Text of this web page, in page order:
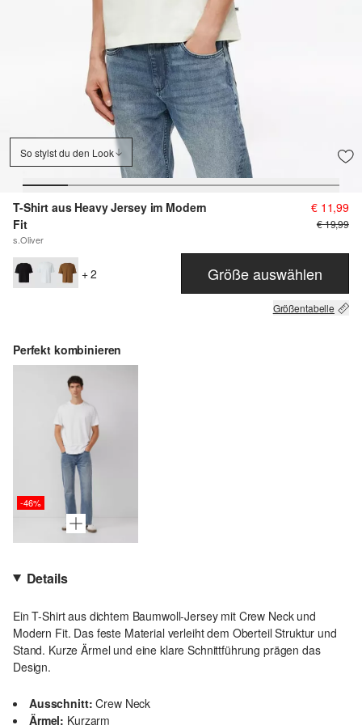
So stylst du den Look
T-Shirt aus Heavy Jersey im Modern
Fit
s.Oliver
€ 11,99
€ 19,99
+ 2 Größe auswählen
Größentabelle
Perfekt kombinieren
-46%
Details
Ein T-Shirt aus dichtem Baumwoll-Jersey mit Crew Neck und
Modern Fit. Das feste Material verleiht dem Oberteil Struktur und
Stand. Kurze Ärmel und eine klare Schnittführung prägen das
Design.
Ausschnitt: Crew Neck
Ärmel: Kurzarm